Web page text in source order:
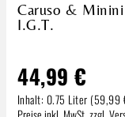
Caruso &
I.G.T.
44,99 €
Inhalt: 0.75 Liter (59,99